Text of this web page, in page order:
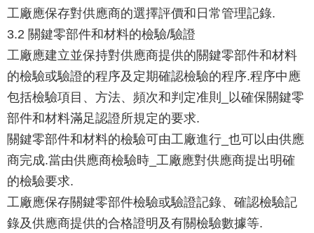
工廠應保存對供應商的選擇評價和日常管理記錄.
3.2 關鍵零部件和材料的檢驗/驗證
工廠應建立並保持對供應商提供的關鍵零部件和材料
的檢驗或驗證的程序及定期確認檢驗的程序.程序中應
包括檢驗項目、方法、頻次和判定准則_以確保關鍵零
部件和材料滿足認證所規定的要求.
關鍵零部件和材料的檢驗可由工廠進行_也可以由供應
商完成.當由供應商檢驗時_工廠應對供應商提出明確
的檢驗要求.
工廠應保存關鍵零部件檢驗或驗證記錄、確認檢驗記
錄及供應商提供的合格證明及有關檢驗數據等.